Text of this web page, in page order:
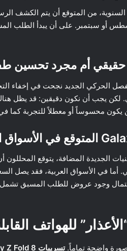
في أغسطس أو سبتمبر. على أن يبدأ الطلب
حقيقي أم مجرد تحسين
الحركي الجديد نجحت في إخفاء
لكن يجب أن نكون دقيقين: قد يظل
يكون محسوساً أو معطلاً للتجربة كما في
للهواتف
واضحة تماماً.تسريبات Galaxy Z Fold 8